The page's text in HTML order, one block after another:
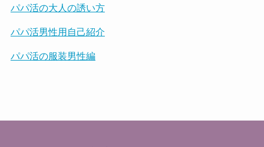
パパ活の大人の誘い方
パパ活男性用自己紹介
パパ活の服装男性編